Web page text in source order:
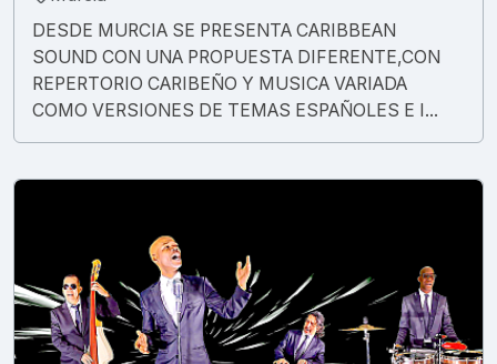
DESDE MURCIA SE PRESENTA CARIBBEAN
SOUND CON UNA PROPUESTA DIFERENTE,CON
REPERTORIO CARIBEÑO Y MUSICA VARIADA
COMO VERSIONES DE TEMAS ESPAÑOLES E I...